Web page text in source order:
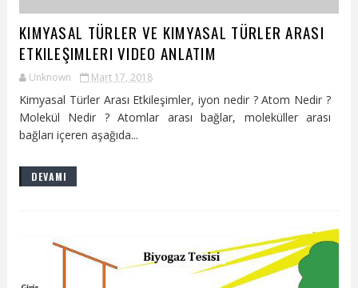
KIMYASAL TÜRLER VE KIMYASAL TÜRLER ARASI
ETKILEŞIMLERI VIDEO ANLATIM
Unknown Mart 17, 2018
Kimyasal Türler Arası Etkileşimler, iyon nedir ? Atom Nedir ?
Molekül Nedir ? Atomlar arası bağlar, moleküller arası
bağları içeren aşağıda...
DEVAMI